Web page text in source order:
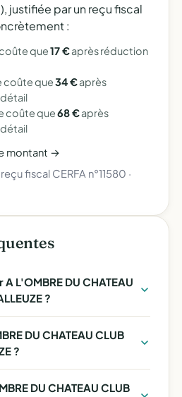
justifiée par un reçu fiscal
:
que17 €après réduction
coûte que34 €après
coûte que68 €après
montant →
fiscal CERFA n°11580 ·
L'OMBRE DU CHATEAU
?
DU CHATEAU CLUB
?
DU CHATEAU CLUB